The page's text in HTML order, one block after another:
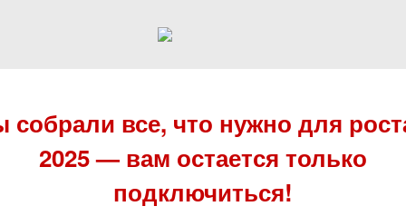
все, что нужно для
2025 — вам остается только
подключиться!